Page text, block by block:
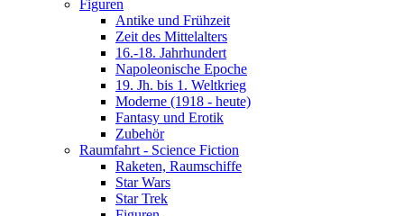
Figuren
Antike und Frühzeit
Zeit des Mittelalters
16.-18. Jahrhundert
Napoleonische Epoche
19. Jh. bis 1. Weltkrieg
Moderne (1918 - heute)
Fantasy und Erotik
Zubehör
Raumfahrt - Science Fiction
Raketen, Raumschiffe
Star Wars
Star Trek